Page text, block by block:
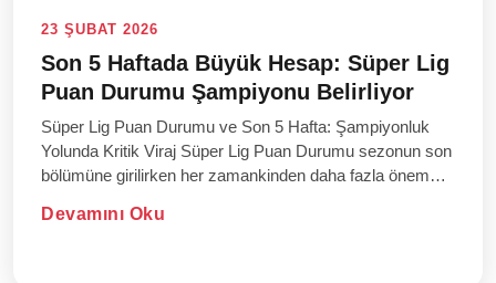
23 ŞUBAT 2026
Son 5 Haftada Büyük Hesap: Süper Lig
Puan Durumu Şampiyonu Belirliyor
Süper Lig Puan Durumu ve Son 5 Hafta: Şampiyonluk
Yolunda Kritik Viraj Süper Lig Puan Durumu sezonun son
bölümüne girilirken her zamankinden daha fazla önem
Devamını Oku